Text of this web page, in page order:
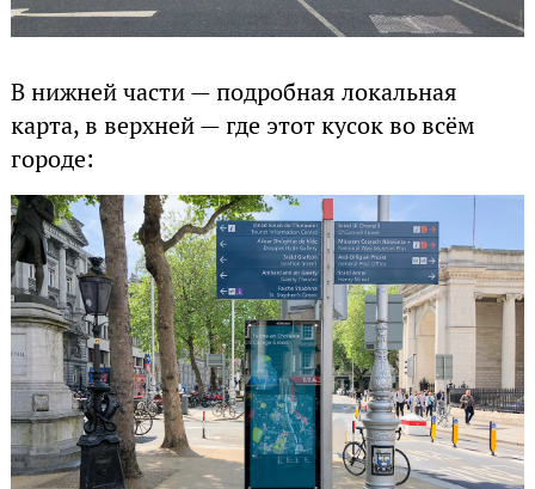
В нижней части — подробная локальная
карта, в верхней — где этот кусок во всём
городе: